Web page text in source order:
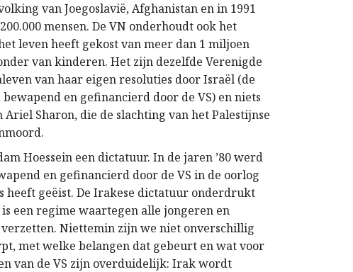
van Joegoslavië, Afghanistan en in 1991
mensen. De VN onderhoudt ook het
leven heeft gekost van meer dan 1 miljoen
van kinderen. Het zijn dezelfde Verenigde
van haar eigen resoluties door Israël (de
en gefinancierd door de VS) en niets
Sharon, die de slachting van het Palestijnse
Hoessein een dictatuur. In de jaren ’80 werd
en gefinancierd door de VS in de oorlog
heeft geëist. De Irakese dictatuur onderdrukt
een regime waartegen alle jongeren en
Niettemin zijn we niet onverschillig
met welke belangen dat gebeurt en wat voor
van de VS zijn overduidelijk: Irak wordt